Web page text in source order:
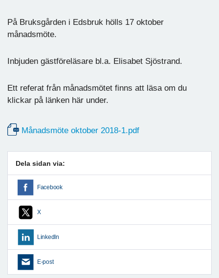
På Bruksgården i Edsbruk hölls 17 oktober
månadsmöte.
Inbjuden gästföreläsare bl.a. Elisabet Sjöstrand.
Ett referat från månadsmötet finns att läsa om du
klickar på länken här under.
Månadsmöte oktober 2018-1.pdf
Dela sidan via:
Facebook
X
LinkedIn
E-post